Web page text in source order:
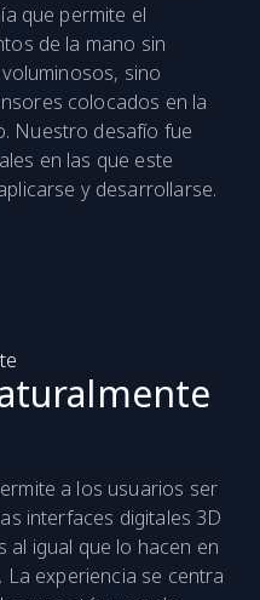
que permite el
de la mano sin
sino
colocados en la
Nuestro desafío fue
en las que este
y desarrollarse.
a los usuarios ser
interfaces digitales 3D
al igual que lo hacen en
experiencia se centra